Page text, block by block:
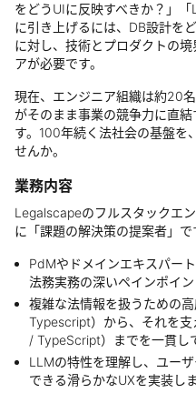
をどうUIに反映すべきか？」
に引き上げるには、DB設計を
に対し、技術とプロダクトの
アが必要です。
現在、エンジニア組織は約20
がそのまま事業の競争力に直
す。100年続く法社会の基盤を
せんか。
業務内容
Legalscapeのフルスタックエ
に「課題の解決策の提案者」で
PdMやドメインエキスパー
法務実務の深いペインポイン
複雑な法情報を扱うための
Typescript）から、それを
/ TypeScript）までを一貫し
LLMの特性を理解し、ユー
できる滑らかなUXを実装しま